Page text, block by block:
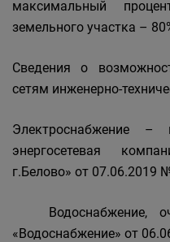
максимальный
земельного участка –
Сведения о
сетям инженерно-
Электроснабжение
энергосетевая
г.Белово» от 07.06.2019
Водоснабжение,
«Водоснабжение» от